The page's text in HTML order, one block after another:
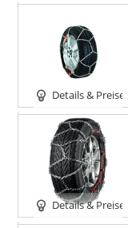
Details & Preise
Details & Preise